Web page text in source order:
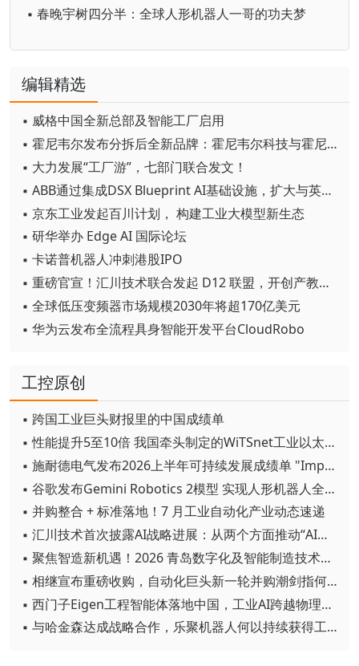
▪ 春晚宇树四分半：全球人形机器人一哥的功夫梦
编辑精选
▪ 威格中国全新总部及智能工厂启用
▪ 霍尼韦尔发布分拆后全新品牌：霍尼韦尔科技与霍尼韦尔航空航天
▪ 大力发展“工厂游”，七部门联合发文！
▪ ABB通过集成DSX Blueprint AI基础设施，扩大与英伟达的合作
▪ 京东工业发起百川计划， 构建工业大模型新生态
▪ 研华举办 Edge AI 国际论坛
▪ 卡诺普机器人冲刺港股IPO
▪ 重磅官宣！汇川技术联合发起 D12 联盟，开创产教融合新范式
▪ 全球低压变频器市场规模2030年将超170亿美元
▪ 华为云发布全流程具身智能开发平台CloudRobo
工控原创
▪ 跨国工业巨头财报里的中国成绩单
▪ 性能提升5至10倍 我国牵头制定的WiTSnet工业以太网国际标准正式发布
▪ 施耐德电气发布2026上半年可持续发展成绩单 "Impact 2030"路线图开局稳健
▪ 谷歌发布Gemini Robotics 2模型 实现人形机器人全身智能控制突破
▪ 并购整合 + 标准落地！7 月工业自动化产业动态速递
▪ 汇川技术首次披露AI战略进展：从两个方面推动“AI业务化”落地
▪ 聚焦智造新机遇！2026 青岛数字化及智能制造技术论坛圆满落幕
▪ 相继宣布重磅收购，自动化巨头新一轮并购潮剑指何方？
▪ 西门子Eigen工程智能体落地中国，工业AI跨越物理世界“确定性”拐点
▪ 与哈金森达成战略合作，乐聚机器人何以持续获得工业巨头青睐？